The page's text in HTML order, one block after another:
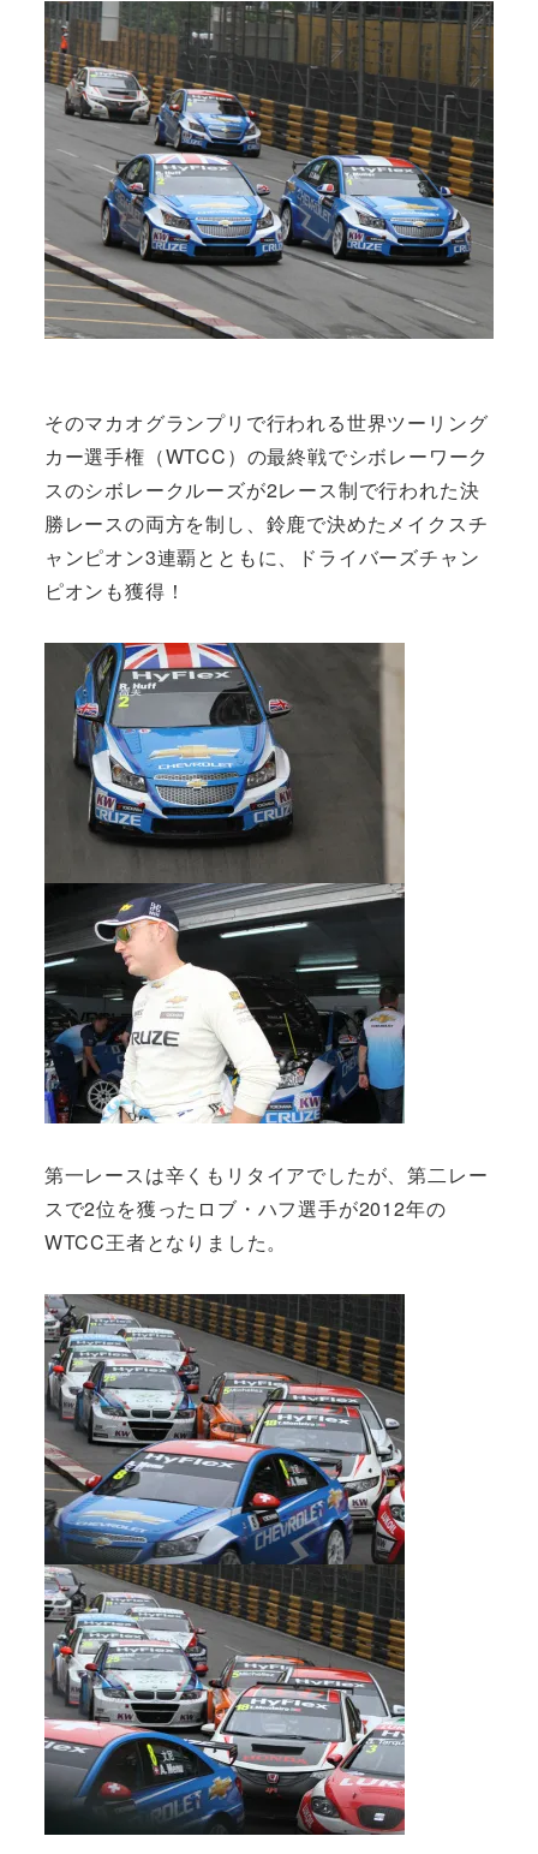
そのマカオグランプリで行われる世界ツーリング
カー選手権（WTCC）の最終戦でシボレーワーク
スのシボレークルーズが2レース制で行われた決
勝レースの両方を制し、鈴鹿で決めたメイクスチ
ャンピオン3連覇とともに、ドライバーズチャン
ピオンも獲得！
第一レースは辛くもリタイアでしたが、第二レー
スで2位を獲ったロブ・ハフ選手が2012年の
WTCC王者となりました。